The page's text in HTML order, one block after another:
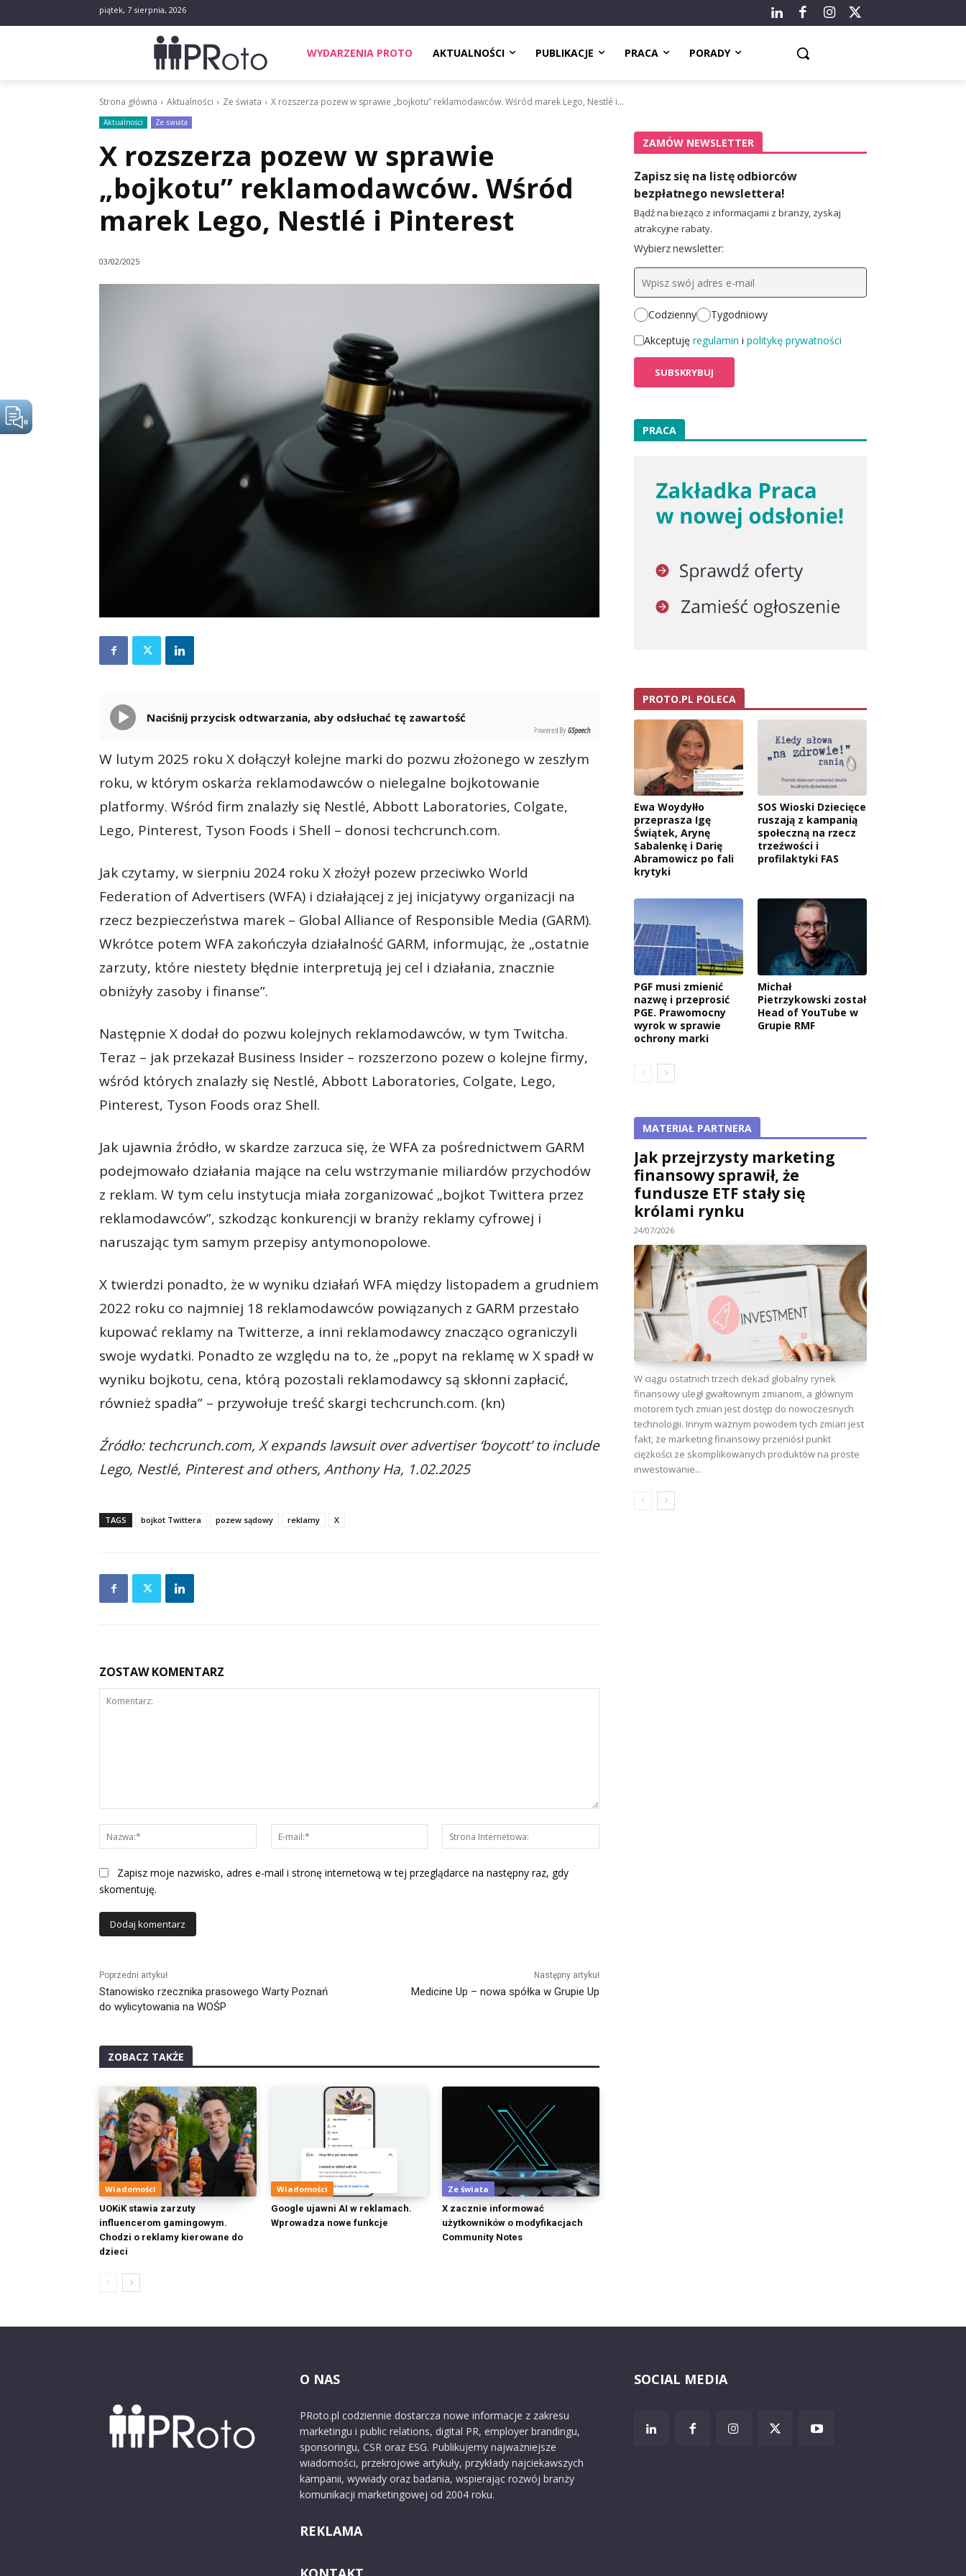
piątek, 7 sierpnia, 2026
WYDARZENIA PROTO AKTUALNOŚCI PUBLIKACJE PRACA PORADY
Strona główna Aktualności Ze świata X rozszerza pozew w sprawie „bojkotu” reklamodawców. Wśród marek Lego, Nestlé i...
Aktualności Ze świata
X rozszerza pozew w sprawie
„bojkotu” reklamodawców. Wśród
marek Lego, Nestlé i Pinterest
03/02/2025
Naciśnij przycisk odtwarzania, aby odsłuchać tę zawartość
Powered By GSpeech
W lutym 2025 roku X dołączył kolejne marki do pozwu złożonego w zeszłym
roku, w którym oskarża reklamodawców o nielegalne bojkotowanie
platformy. Wśród firm znalazły się Nestlé, Abbott Laboratories, Colgate,
Lego, Pinterest, Tyson Foods i Shell – donosi techcrunch.com.
Jak czytamy, w sierpniu 2024 roku X złożył pozew przeciwko World
Federation of Advertisers (WFA) i działającej z jej inicjatywy organizacji na
rzecz bezpieczeństwa marek – Global Alliance of Responsible Media (GARM).
Wkrótce potem WFA zakończyła działalność GARM, informując, że „ostatnie
zarzuty, które niestety błędnie interpretują jej cel i działania, znacznie
obniżyły zasoby i finanse”.
Następnie X dodał do pozwu kolejnych reklamodawców, w tym Twitcha.
Teraz – jak przekazał Business Insider – rozszerzono pozew o kolejne firmy,
wśród których znalazły się Nestlé, Abbott Laboratories, Colgate, Lego,
Pinterest, Tyson Foods oraz Shell.
Jak ujawnia źródło, w skardze zarzuca się, że WFA za pośrednictwem GARM
podejmowało działania mające na celu wstrzymanie miliardów przychodów
z reklam. W tym celu instytucja miała zorganizować „bojkot Twittera przez
reklamodawców”, szkodząc konkurencji w branży reklamy cyfrowej i
naruszając tym samym przepisy antymonopolowe.
X twierdzi ponadto, że w wyniku działań WFA między listopadem a grudniem
2022 roku co najmniej 18 reklamodawców powiązanych z GARM przestało
kupować reklamy na Twitterze, a inni reklamodawcy znacząco ograniczyli
swoje wydatki. Ponadto ze względu na to, że „popyt na reklamę w X spadł w
wyniku bojkotu, cena, którą pozostali reklamodawcy są skłonni zapłacić,
również spadła” – przywołuje treść skargi techcrunch.com. (kn)
Źródło: techcrunch.com, X expands lawsuit over advertiser ‘boycott’ to include
Lego, Nestlé, Pinterest and others, Anthony Ha, 1.02.2025
TAGS bojkot Twittera pozew sądowy reklamy X
ZOSTAW KOMENTARZ
Nazwa:*
mail:*
Internetowa:
Zapisz moje nazwisko, adres e-mail i stronę internetową w tej przeglądarce na następny raz, gdy
skomentuję.
Poprzedni artykuł
Stanowisko rzecznika prasowego Warty Poznań
do wylicytowania na WOŚP
Następny artykuł
Medicine Up – nowa spółka w Grupie Up
ZOBACZ TAKŻE
Wiadomości
UOKiK stawia zarzuty
influencerom gamingowym.
Chodzi o reklamy kierowane do
dzieci
Wiadomości
Google ujawni AI w reklamach.
Wprowadza nowe funkcje
Ze świata
X zacznie informować
użytkowników o modyfikacjach
Community Notes
ZAMÓW NEWSLETTER
Zapisz się na listę odbiorców
bezpłatnego newslettera!
Bądź na bieżąco z informacjami z branży, zyskaj
atrakcyjne rabaty.
Wybierz newsletter:
Codzienny
Tygodniowy
Akceptuję regulamin i politykę prywatności
PRACA
PROTO.PL POLECA
Ewa Woydyłło
przeprasza Igę
Świątek, Arynę
Sabalenkę i Darię
Abramowicz po fali
krytyki
SOS Wioski Dziecięce
ruszają z kampanią
społeczną na rzecz
trzeźwości i
profilaktyki FAS
PGF musi zmienić
nazwę i przeprosić
PGE. Prawomocny
wyrok w sprawie
ochrony marki
Michał
Pietrzykowski został
Head of YouTube w
Grupie RMF
MATERIAŁ PARTNERA
Jak przejrzysty marketing
finansowy sprawił, że
fundusze ETF stały się
królami rynku
24/07/2026
W ciągu ostatnich trzech dekad globalny rynek
finansowy uległ gwałtownym zmianom, a głównym
motorem tych zmian jest dostęp do nowoczesnych
technologii. Innym ważnym powodem tych zmian jest
fakt, że marketing finansowy przeniósł punkt
ciężkości ze skomplikowanych produktów na proste
inwestowanie...
O NAS
PRoto.pl codziennie dostarcza nowe informacje z zakresu
marketingu i public relations, digital PR, employer brandingu,
sponsoringu, CSR oraz ESG. Publikujemy najważniejsze
wiadomości, przekrojowe artykuły, przykłady najciekawszych
kampanii, wywiady oraz badania, wspierając rozwój branży
komunikacji marketingowej od 2004 roku.
REKLAMA
SOCIAL MEDIA